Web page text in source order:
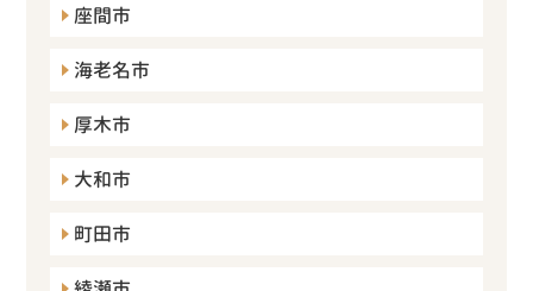
座間市
海老名市
厚木市
大和市
町田市